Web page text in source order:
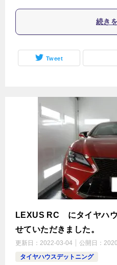
続き
Tweet
LEXUS RC にタイヤハ
せていただきました。
更新日： 2022-03-04 公開日：
タイヤハウスデットニング